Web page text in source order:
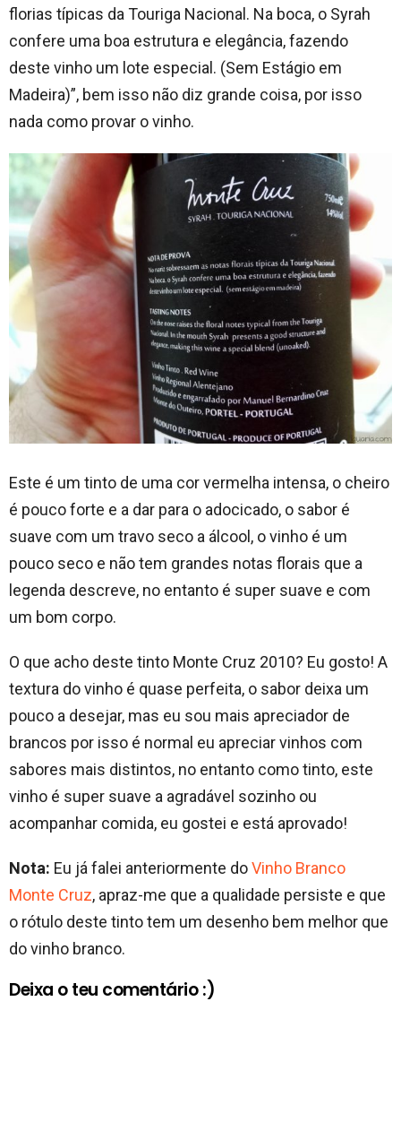
florias típicas da Touriga Nacional. Na boca, o Syrah
confere uma boa estrutura e elegância, fazendo
deste vinho um lote especial. (Sem Estágio em
Madeira)”, bem isso não diz grande coisa, por isso
nada como provar o vinho.
Este é um tinto de uma cor vermelha intensa, o cheiro
é pouco forte e a dar para o adocicado, o sabor é
suave com um travo seco a álcool, o vinho é um
pouco seco e não tem grandes notas florais que a
legenda descreve, no entanto é super suave e com
um bom corpo.
O que acho deste tinto Monte Cruz 2010? Eu gosto! A
textura do vinho é quase perfeita, o sabor deixa um
pouco a desejar, mas eu sou mais apreciador de
brancos por isso é normal eu apreciar vinhos com
sabores mais distintos, no entanto como tinto, este
vinho é super suave a agradável sozinho ou
acompanhar comida, eu gostei e está aprovado!
Nota: Eu já falei anteriormente doVinho Branco
Monte Cruz, apraz-me que a qualidade persiste e que
o rótulo deste tinto tem um desenho bem melhor que
do vinho branco.
Deixa o teu comentário :)